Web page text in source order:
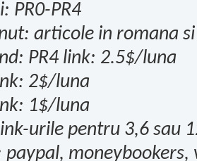
PR0-PR4
articole in romana si
PR4 link: 2.5$/luna
2$/luna
1$/luna
urile pentru 3,6 sau
paypal,